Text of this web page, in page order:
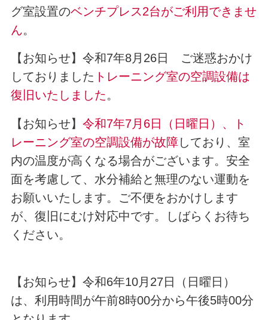
グ室設置のベンチプレス2台がご利用できませ
ん。
【お知らせ】令和7年8月26日 ご迷惑おかけ
しておりました トレーニング室の空調設備は
復旧いたしました。
【お知らせ】 令和7年7月6日（日曜日）、ト
レーニング室の空調設備が故障しており、室
内の温度が高くなる場合がございます。安全
面を考慮して、水分補給と無理のない運動を
お願いいたします。ご不便をおかけします
が、復旧にむけ対応中です。しばらくお待ち
ください。
【お知らせ】令和6年10月27日（日曜日）
は、利用時間が午前8時00分から午後5時00分